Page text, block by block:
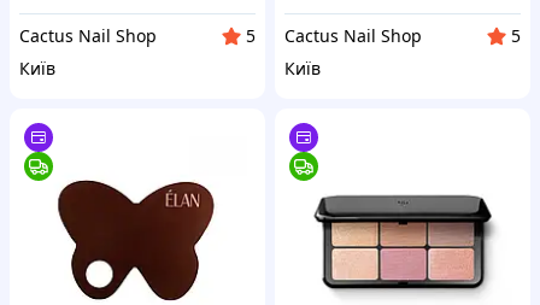
Cactus Nail Shop
5
Київ
Cactus Nail Shop
5
Київ